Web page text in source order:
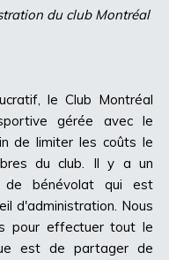
du club Montréal
le Club Montréal
gérée avec le
de limiter les coûts le
du club. Il y a un
de bénévolat qui est
d'administration. Nous
pour effectuer tout le
est de partager de